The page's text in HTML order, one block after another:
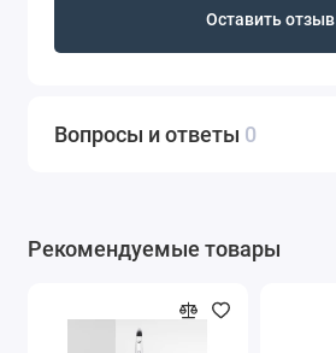
Оставить отзыв
Вопросы и ответы 0
Рекомендуемые товары